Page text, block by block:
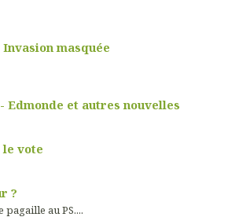
masquée
et autres nouvelles
vote
?
pagaille au PS....